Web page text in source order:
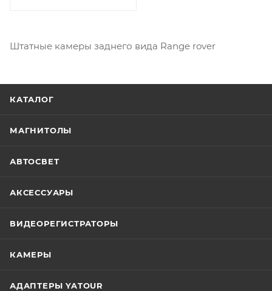
Штатные камеры заднего вида Range rover
КАТАЛОГ
МАГНИТОЛЫ
АВТОСВЕТ
АКСЕССУАРЫ
ВИДЕОРЕГИСТРАТОРЫ
КАМЕРЫ
АДАПТЕРЫ YATOUR